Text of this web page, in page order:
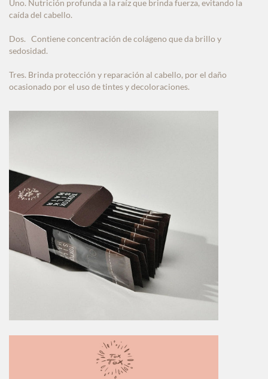
Uno. Nutrición profunda a la raíz que brinda fuerza, evitando la
caída del cabello.
Dos. Contiene concentración de colágeno que da brillo y
sedosidad.
Tres. Brinda protección y reparación al cabello, por el daño
ocasionado por el uso de tintes y decoloraciones.